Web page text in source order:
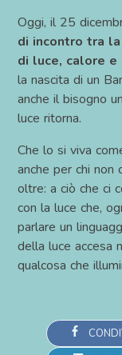
Oggi, il 25
di incontro tra
di luce, calore e
la nascita di un
anche il bisogno
luce ritorna.
Che lo si viva
anche per chi non
oltre: a ciò che ci
con la luce che,
parlare un
della luce accesa
qualcosa che